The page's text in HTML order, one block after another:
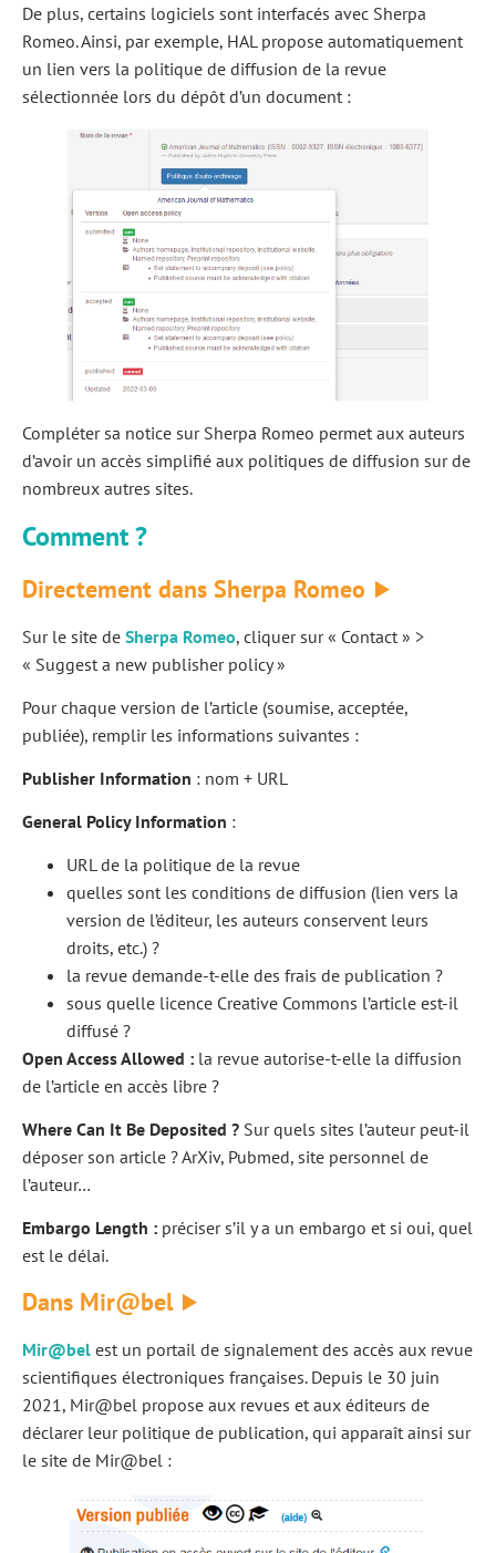
De plus, certains logiciels sont interfacés avec Sherpa
Romeo. Ainsi, par exemple, HAL propose automatiquement
un lien vers la politique de diffusion de la revue
sélectionnée lors du dépôt d’un document :
Compléter sa notice sur Sherpa Romeo permet aux auteurs
d’avoir un accès simplifié aux politiques de diffusion sur de
nombreux autres sites.
Comment ?
Directement dans Sherpa Romeo
Sur le site de Sherpa Romeo, cliquer sur « Contact » >
« Suggest a new publisher policy »
Pour chaque version de l’article (soumise, acceptée,
publiée), remplir les informations suivantes :
Publisher Information : nom + URL
General Policy Information :
URL de la politique de la revue
quelles sont les conditions de diffusion (lien vers la
version de l’éditeur, les auteurs conservent leurs
droits, etc.) ?
la revue demande-t-elle des frais de publication ?
sous quelle licence Creative Commons l’article est-il
diffusé ?
Open Access Allowed : la revue autorise-t-elle la diffusion
de l’article en accès libre ?
Where Can It Be Deposited ? Sur quels sites l’auteur peut-il
déposer son article ? ArXiv, Pubmed, site personnel de
l’auteur…
Embargo Length : préciser s’il y a un embargo et si oui, quel
est le délai.
Dans Mir@bel
Mir@bel est un portail de signalement des accès aux revue
scientifiques électroniques françaises. Depuis le 30 juin
2021, Mir@bel propose aux revues et aux éditeurs de
déclarer leur politique de publication, qui apparaît ainsi sur
le site de Mir@bel :